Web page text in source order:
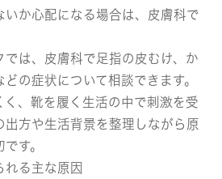
いか心配になる場合は、皮膚科で
では、皮膚科で足指の皮むけ、か
の症状について相談できます。
く、靴を履く生活の中で刺激を受
出方や生活背景を整理しながら原
す。
れる主な原因